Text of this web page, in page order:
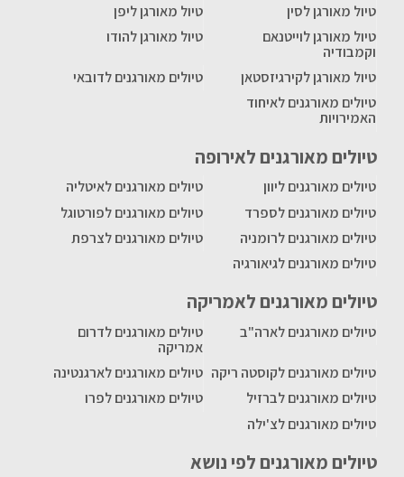
טיול מאורגן לסין
טיול מאורגן ליפן
טיול מאורגן לוייטנאם
וקמבודיה
טיול מאורגן להודו
טיול מאורגן לקירגיזסטאן
טיולים מאורגנים לדובאי
טיולים מאורגנים לאיחוד
האמירויות
טיולים מאורגנים לאירופה
טיולים מאורגנים ליוון
טיולים מאורגנים לאיטליה
טיולים מאורגנים לספרד
טיולים מאורגנים לפורטוגל
טיולים מאורגנים לרומניה
טיולים מאורגנים לצרפת
טיולים מאורגנים לגיאורגיה
טיולים מאורגנים לאמריקה
טיולים מאורגנים לארה"ב
טיולים מאורגנים לדרום
אמריקה
טיולים מאורגנים לקוסטה ריקה טיולים מאורגנים לארגנטינה
טיולים מאורגנים לברזיל
טיולים מאורגנים לפרו
טיולים מאורגנים לצ'ילה
טיולים מאורגנים לפי נושא